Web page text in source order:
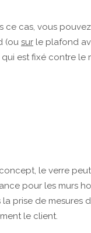
ce cas, vous
(ou sur le plafond
est fixé contre le
le verre
pour les murs
prise de mesures
le client.